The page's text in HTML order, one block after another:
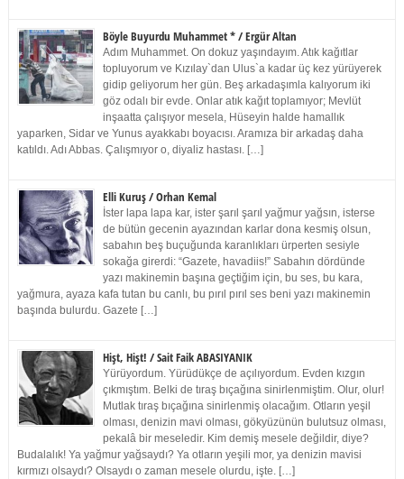
Böyle Buyurdu Muhammet * / Ergür Altan
Adım Muhammet. On dokuz yaşındayım. Atık kağıtlar
topluyorum ve Kızılay`dan Ulus`a kadar üç kez yürüyerek
gidip geliyorum her gün. Beş arkadaşımla kalıyorum iki
göz odalı bir evde. Onlar atık kağıt toplamıyor; Mevlüt
inşaatta çalışıyor mesela, Hüseyin halde hamallık
yaparken, Sidar ve Yunus ayakkabı boyacısı. Aramıza bir arkadaş daha
katıldı. Adı Abbas. Çalışmıyor o, diyaliz hastası. […]
Elli Kuruş / Orhan Kemal
İster lapa lapa kar, ister şarıl şarıl yağmur yağsın, isterse
de bütün gecenin ayazından karlar dona kesmiş olsun,
sabahın beş buçuğunda karanlıkları ürperten sesiyle
sokağa girerdi: “Gazete, havadiis!” Sabahın dördünde
yazı makinemin başına geçtiğim için, bu ses, bu kara,
yağmura, ayaza kafa tutan bu canlı, bu pırıl pırıl ses beni yazı makinemin
başında bulurdu. Gazete […]
Hişt, Hişt! / Sait Faik ABASIYANIK
Yürüyordum. Yürüdükçe de açılıyordum. Evden kızgın
çıkmıştım. Belki de tıraş bıçağına sinirlenmiştim. Olur, olur!
Mutlak tıraş bıçağına sinirlenmiş olacağım. Otların yeşil
olması, denizin mavi olması, gökyüzünün bulutsuz olması,
pekalâ bir meseledir. Kim demiş mesele değildir, diye?
Budalalık! Ya yağmur yağsaydı? Ya otların yeşili mor, ya denizin mavisi
kırmızı olsaydı? Olsaydı o zaman mesele olurdu, işte. […]